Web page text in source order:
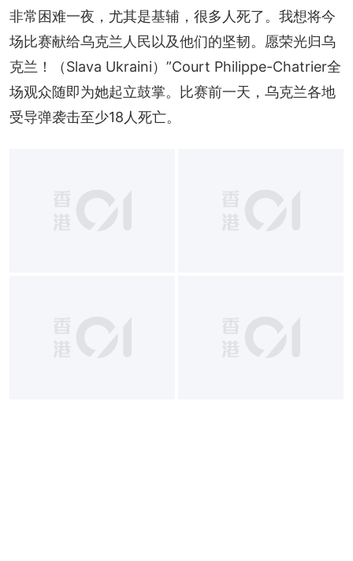
非常困难一夜，尤其是基辅，很多人死了。我想将今
场比赛献给乌克兰人民以及他们的坚韧。愿荣光归乌
克兰！（Slava Ukraini）”Court Philippe-Chatrier全
场观众随即为她起立鼓掌。比赛前一天，乌克兰各地
受导弹袭击至少18人死亡。